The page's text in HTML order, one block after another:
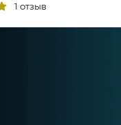
1 отзыв